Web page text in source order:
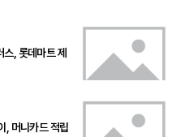
, 롯데마트 제
, 머니카드 적립